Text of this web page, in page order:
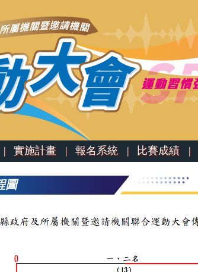
| 實施計畫 | 報名系統 | 比賽成績 |
圖